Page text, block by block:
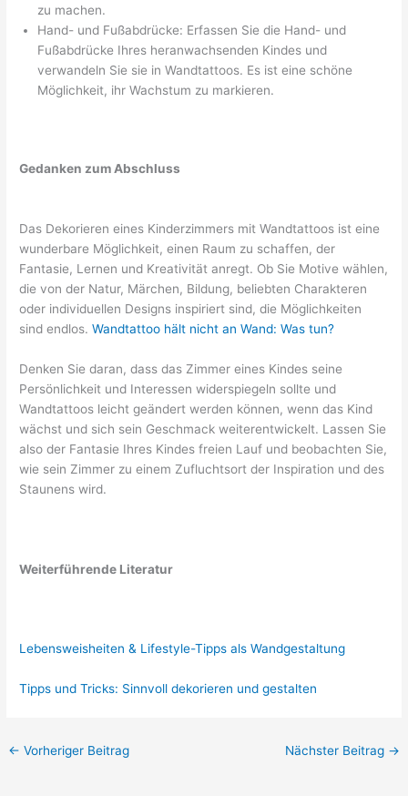
zu machen.
Hand- und Fußabdrücke: Erfassen Sie die Hand- und
Fußabdrücke Ihres heranwachsenden Kindes und
verwandeln Sie sie in Wandtattoos. Es ist eine schöne
Möglichkeit, ihr Wachstum zu markieren.
Gedanken zum Abschluss
Das Dekorieren eines Kinderzimmers mit Wandtattoos ist eine
wunderbare Möglichkeit, einen Raum zu schaffen, der
Fantasie, Lernen und Kreativität anregt. Ob Sie Motive wählen,
die von der Natur, Märchen, Bildung, beliebten Charakteren
oder individuellen Designs inspiriert sind, die Möglichkeiten
sind endlos.Wandtattoo hält nicht an Wand: Was tun?
Denken Sie daran, dass das Zimmer eines Kindes seine
Persönlichkeit und Interessen widerspiegeln sollte und
Wandtattoos leicht geändert werden können, wenn das Kind
wächst und sich sein Geschmack weiterentwickelt. Lassen Sie
also der Fantasie Ihres Kindes freien Lauf und beobachten Sie,
wie sein Zimmer zu einem Zufluchtsort der Inspiration und des
Staunens wird.
Weiterführende Literatur
Lebensweisheiten & Lifestyle-Tipps als Wandgestaltung
Tipps und Tricks: Sinnvoll dekorieren und gestalten
← Vorheriger Beitrag Nächster Beitrag →